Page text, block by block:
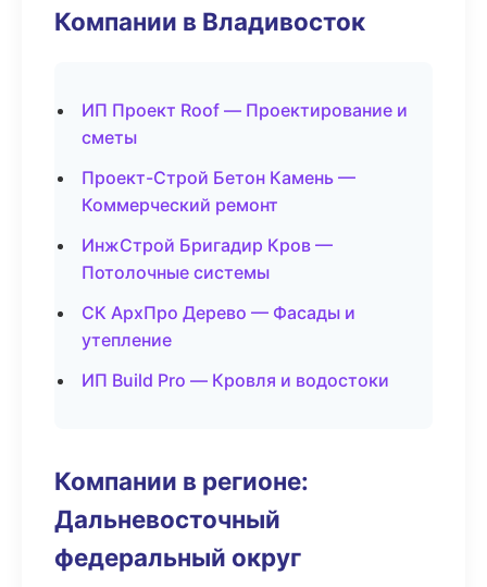
Компании в Владивосток
ИП Проект Roof — Проектирование и
сметы
Проект-Строй Бетон Камень —
Коммерческий ремонт
ИнжСтрой Бригадир Кров —
Потолочные системы
СК АрхПро Дерево — Фасады и
утепление
ИП Build Pro — Кровля и водостоки
Компании в регионе:
Дальневосточный
федеральный округ